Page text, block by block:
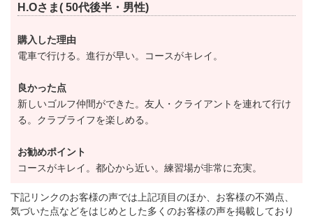
を行わなければならない。 ・推薦者は、原則として倶
楽部在籍5年以上の正会員とする。但し、推薦者2名の
うち少なくとも1名は、年間来場日数が12日以上である
ことを要するものとする。
・正会員が行うことのできる入会申込の推薦者は、正
会員1名につき年間2名までとする。
・正会員、週間会員、家族会員など倶楽部が新規募集
する場合は、前項とは別に当該募集1回につき2名まで
【変更後】
H.Oさま( 50代後半・男性)
購入した理由
電車で行ける。進行が早い。コースがキレイ。
良かった点
新しいゴルフ仲間ができた。友人・クライアントを連れて行け
る。クラブライフを楽しめる。
お勧めポイント
コースがキレイ。都心から近い。練習場が非常に充実。
下記リンクのお客様の声では上記項目のほか、お客様の不満点、
気づいた点などをはじめとした多くのお客様の声を掲載しており